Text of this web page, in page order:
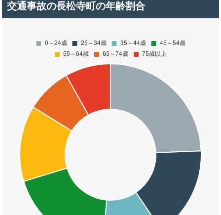
交通事故の長松寺町の年齢割合